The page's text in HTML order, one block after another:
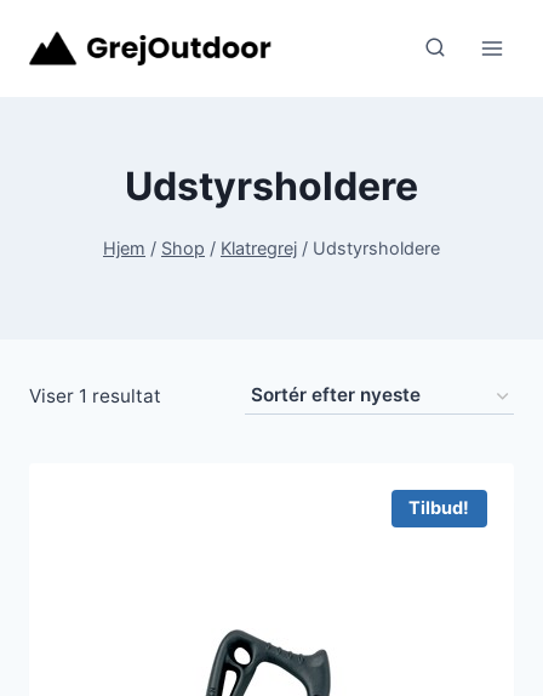
Udstyrsholdere
Hjem / Shop / Klatregrej / Udstyrsholdere
Viser 1 resultat
Tilbud!